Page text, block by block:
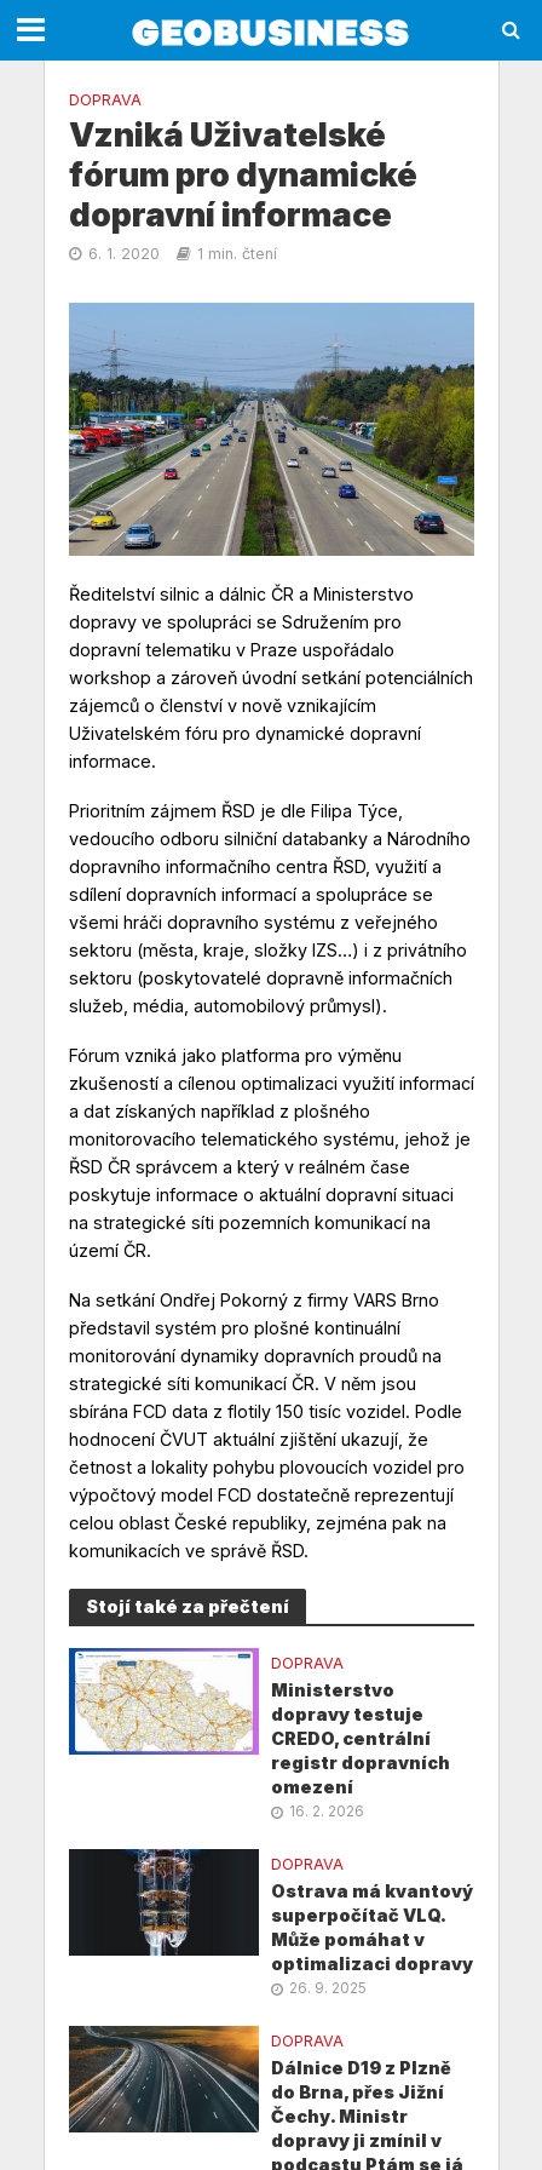
DOPRAVA
Vzniká Uživatelské
fórum pro dynamické
dopravní informace
6. 1. 2020 1 min. čtení
Ředitelství silnic a dálnic ČR a Ministerstvo
dopravy ve spolupráci se Sdružením pro
dopravní telematiku v Praze uspořádalo
workshop a zároveň úvodní setkání potenciálních
zájemců o členství v nově vznikajícím
Uživatelském fóru pro dynamické dopravní
informace.
Prioritním zájmem ŘSD je dle Filipa Týce,
vedoucího odboru silniční databanky a Národního
dopravního informačního centra ŘSD, využití a
sdílení dopravních informací a spolupráce se
všemi hráči dopravního systému z veřejného
sektoru (města, kraje, složky IZS…) i z privátního
sektoru (poskytovatelé dopravně informačních
služeb, média, automobilový průmysl).
Fórum vzniká jako platforma pro výměnu
zkušeností a cílenou optimalizaci využití informací
a dat získaných například z plošného
monitorovacího telematického systému, jehož je
ŘSD ČR správcem a který v reálném čase
poskytuje informace o aktuální dopravní situaci
na strategické síti pozemních komunikací na
území ČR.
Na setkání Ondřej Pokorný z firmy VARS Brno
představil systém pro plošné kontinuální
monitorování dynamiky dopravních proudů na
strategické síti komunikací ČR. V něm jsou
sbírána FCD data z flotily 150 tisíc vozidel. Podle
hodnocení ČVUT aktuální zjištění ukazují, že
četnost a lokality pohybu plovoucích vozidel pro
výpočtový model FCD dostatečně reprezentují
celou oblast České republiky, zejména pak na
komunikacích ve správě ŘSD.
Stojí také za přečtení
DOPRAVA
Ministerstvo
dopravy testuje
CREDO, centrální
registr dopravních
omezení
16. 2. 2026
DOPRAVA
Ostrava má kvantový
superpočítač VLQ.
Může pomáhat v
optimalizaci dopravy
26. 9. 2025
DOPRAVA
Dálnice D19 z Plzně
do Brna, přes Jižní
Čechy. Ministr
dopravy ji zmínil v
podcastu Ptám se já